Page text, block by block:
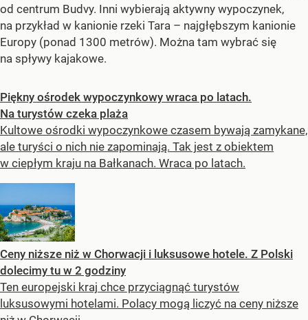
od centrum Budvy. Inni wybierają aktywny wypoczynek,
na przykład w kanionie rzeki Tara – najgłębszym kanionie
Europy (ponad 1300 metrów). Można tam wybrać się
na spływy kajakowe.
Piękny ośrodek wypoczynkowy wraca po latach.
Na turystów czeka plaża
Kultowe ośrodki wypoczynkowe czasem bywają zamykane,
ale turyści o nich nie zapominają. Tak jest z obiektem
w ciepłym kraju na Bałkanach. Wraca po latach.
Ceny niższe niż w Chorwacji i luksusowe hotele. Z Polski
dolecimy tu w 2 godziny
Ten europejski kraj chce przyciągnąć turystów
luksusowymi hotelami. Polacy mogą liczyć na ceny niższe